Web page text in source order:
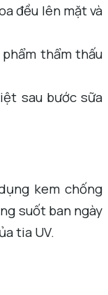
đều lên mặt và
thẩm thấu
sau bước sữa
kem chống
suốt ban ngày
tia UV.